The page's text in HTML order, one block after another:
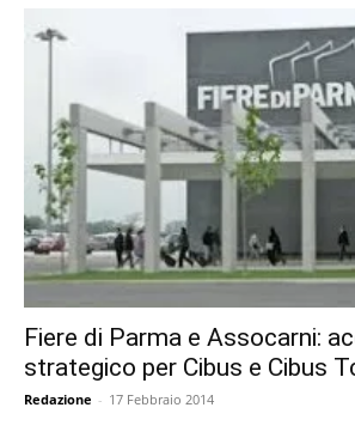
Fiere di Parma e Assocarni:
strategico per Cibus e Cibus
Redazione - 17 Febbraio 2014